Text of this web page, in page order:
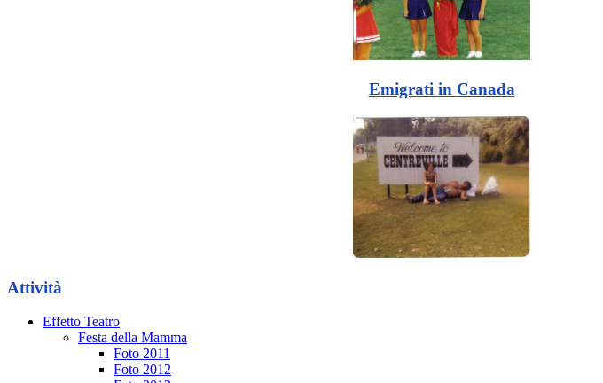
Emigrati in Canada
Attività
Effetto Teatro
Festa della Mamma
Foto 2011
Foto 2012